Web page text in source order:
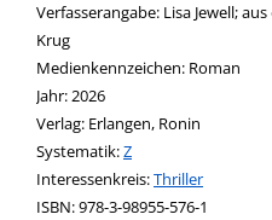
Verfasserangabe: Lisa Jewell;
Krug
Medienkennzeichen: Roman
Jahr:2026
Verlag: Erlangen, Ronin
opens in new tab
Diesen Link in neuem Tab öffnen
Systematik:Suche nach dieser
Z
Interessenkreis:Suche nach
Thriller
ISBN:978-3-98955-576-1